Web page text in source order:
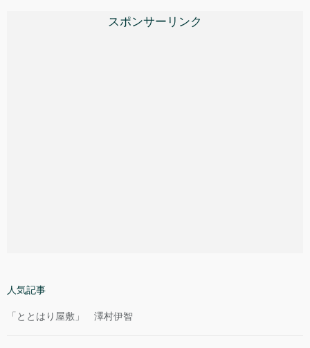
スポンサーリンク
人気記事
「ととはり屋敷」 澤村伊智